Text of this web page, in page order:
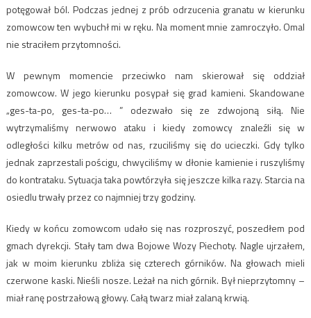
potęgował ból. Podczas jednej z prób odrzucenia granatu w kierunku
zomowcow ten wybuchł mi w ręku. Na moment mnie zamroczyło. Omal
nie straciłem przytomności.
W pewnym momencie przeciwko nam skierował się oddział
zomowcow. W jego kierunku posypał się grad kamieni. Skandowane
„ges-ta-po, ges-ta-po… ” odezwało się ze zdwojoną siłą. Nie
wytrzymaliśmy nerwowo ataku i kiedy zomowcy znaleźli się w
odległości kilku metrów od nas, rzuciliśmy się do ucieczki. Gdy tylko
jednak zaprzestali pościgu, chwyciliśmy w dłonie kamienie i ruszyliśmy
do kontrataku. Sytuacja taka powtórzyła się jeszcze kilka razy. Starcia na
osiedlu trwały przez co najmniej trzy godziny.
Kiedy w końcu zomowcom udało się nas rozproszyć, poszedłem pod
gmach dyrekcji. Stały tam dwa Bojowe Wozy Piechoty. Nagle ujrzałem,
jak w moim kierunku zbliża się czterech górników. Na głowach mieli
czerwone kaski. Nieśli nosze. Leżał na nich górnik. Był nieprzytomny –
miał ranę postrzałową głowy. Całą twarz miał zalaną krwią.